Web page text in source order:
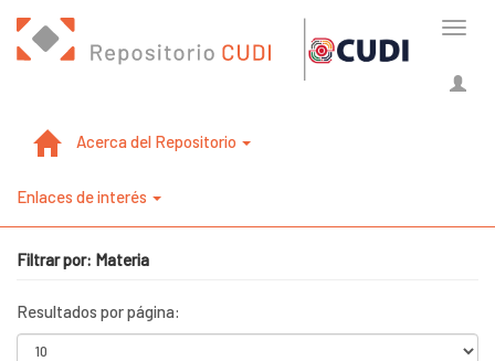
Acerca del Repositorio
Enlaces de interés
Filtrar por: Materia
Resultados por página: